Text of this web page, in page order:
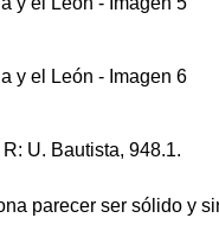
R: U. Bautista, 948.1.
parecer ser sólido y